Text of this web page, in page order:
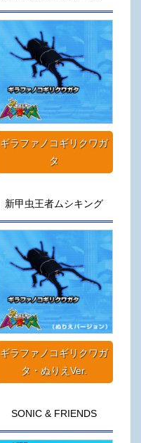
ギラファノコギリクワガ
タ
新甲虫王者ムシキング
ギラファノコギリクワガ
タ・ぬりえVer.
SONIC & FRIENDS